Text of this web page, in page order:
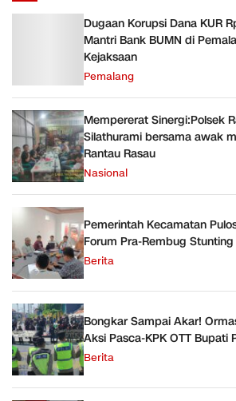
Dugaan Korupsi Dana KUR
Mantri Bank BUMN di
Kejaksaan
Pemalang
Mempererat Sinergi:Polsek
Silathurami bersama awak
Rantau Rasau
Nasional
Pemerintah Kecamatan
Forum Pra-Rembug Stunting
Berita
Bongkar Sampai Akar!
Aksi Pasca-KPK OTT Bupati
Berita